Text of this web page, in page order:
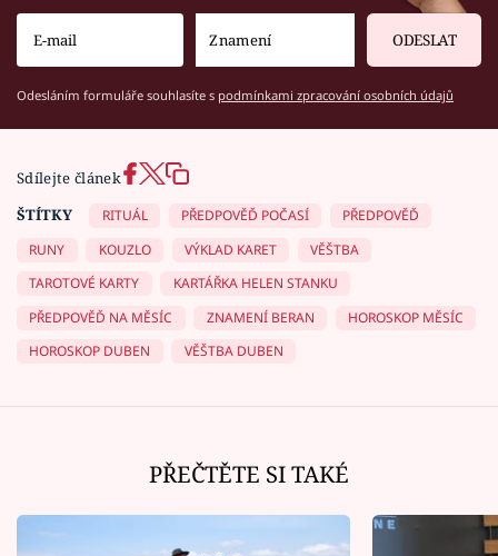
ODESLAT
Odesláním formuláře souhlasíte s podmínkami zpracování osobních údajů
Sdílejte článek
ŠTÍTKY
RITUÁL PŘEDPOVĚĎ POČASÍ
PŘEDPOVĚĎ
RUNY
KOUZLO VÝKLAD KARET
VĚŠTBA
TAROTOVÉ KARTY
KARTÁŘKA HELEN STANKU
PŘEDPOVĚĎ NA MĚSÍC
ZNAMENÍ BERAN
HOROSKOP MĚSÍC
HOROSKOP DUBEN
VĚŠTBA DUBEN
PŘEČTĚTE SI TAKÉ